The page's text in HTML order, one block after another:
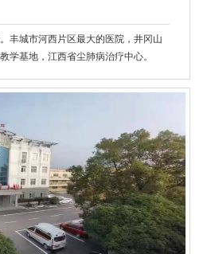
丰城市河西片区最大的医院，井冈山
学基地，江西省尘肺病治疗中心。